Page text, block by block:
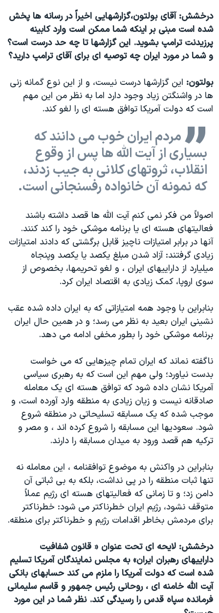
درخشش: آقای بولتون،گزارشهایی اخیراً در رسانه ها پخش
شده است مبنی بر اینکه شما ممکن است وارد کابینه
پرزیدنت ترامپ بشوید. این گزارشها تا چه حد درست است؟
و شما در مورد ایران چه توصیه ای برای آقای ترامپ دارید؟
بولتون: این گزارشها درست نیست، و از این نوع گمانه زنی
ها در واشنگتن زیاد وجود دارد اما به نظر من این مهم
است که دولت آمریکا توافق هسته ای را لغو کند.
مردم ایران خوب می دانند که
بسیاری از آیت الله ها پس از وقوع
انقلاب، ثروتهای کلانی به جیب زدند،
که نمونه آن خانواده رفسنجانی است.
اصولاً من فکر نمی کنم آیت الله ها قصد داشته باشند
فعالیتهای هسته ای یا برنامه موشکی خود را کند کنند.
آنها در برابر امتیازات ناچیز قابل برگشتی که دادند امتیازات
زیادی گرفتند: آزاد شدن مبلغ یکصد یا یکصد وپنجاه
میلیارد از داراییهای ایران ، و لغو تحریمها، بخصوص از
سوی اروپا، کمک زیادی به اقتصاد ایران کرد.
بنابراین با وجود همه امتیازاتی که به ایران داده شده عقب
نشینی ایران بعید به نظر می رسد؛ و در همین حال ایران
برنامه موشکی خود را بطور مخفی ادامه می دهد.
ناگفته نماند که ایران تمام چیزهایی که می خواست
بدست نیاورد؛ ولی مهم این است که به رهبری سیاسی
آمریکا نشان داده شود که توافق هسته ای یک معامله
صادقانه نیست و زیان زیادی به منطقه وارد آورده است، و
موجب شده که یک مسابقه تسلیحاتی در منطقه شروع
شود. سعودیها این مسابقه را شروع کرده اند ، و مصر و
ترکیه هم قصد ورود به میدان مسابقه را دارند.
بنابراین در واکنش به موضوع توافقنامه ، این معامله نه
تنها ثبات منطقه را در پی نداشت، بلکه به بی ثباتی آن
دامن زد؛ و تا زمانی که فعالیتهای هسته ای رژیم عملاً
متوقف نشود، رژیم ایران خطرناکتر می شود: خطرناکتر
برای مردمش بخاطر اقدامات رژیم و خطرناکتر برای منطقه.
درخشش: لایحه ای تحت عنوان « قانون شفافیت
داراییهای رهبران ایران» به مجلس نمایندگان آمریکا تسلیم
شده است که دولت آمریکا را ملزم می کند حسابهای بانکی
آیت الله خامنه ای ، روحانی رئیس جمهور و قاسم سلیمانی
فرمانده سپاه قدس را رسیدگی کند. نظر شما در این مورد